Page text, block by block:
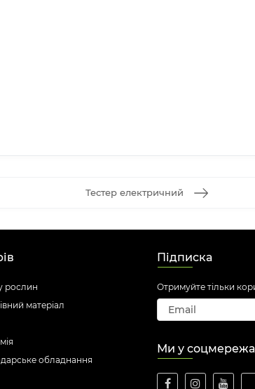
Тестер електричний
рослин
матеріал
обладнання
Підписка
Отримуйте тільки
Ми у